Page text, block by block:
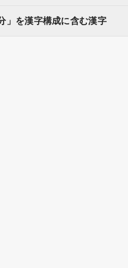
分」を漢字構成に含む漢字